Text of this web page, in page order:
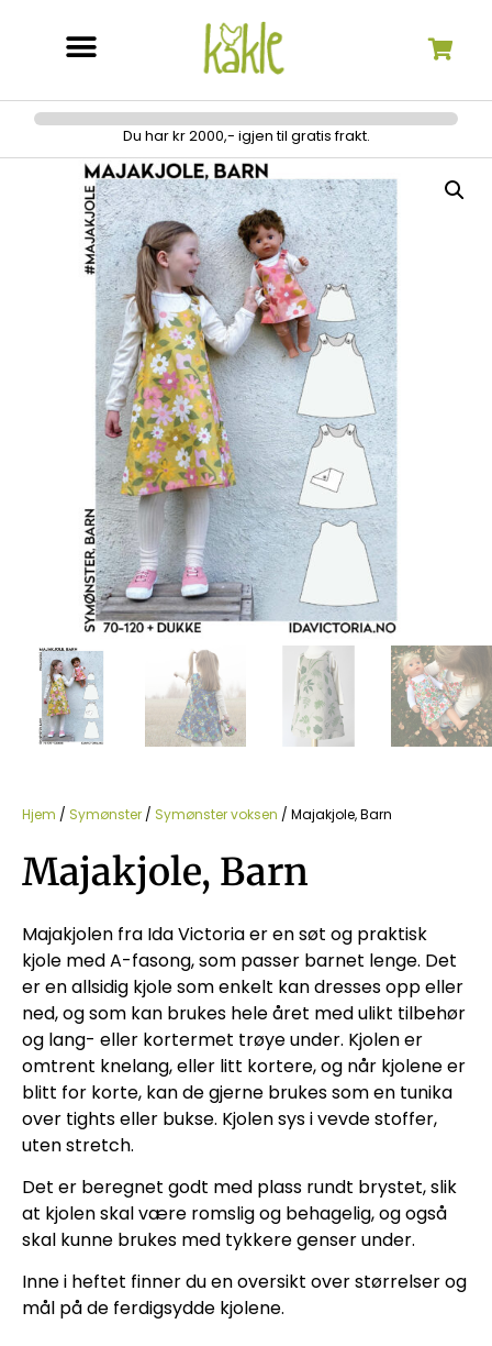
Du har kr 2000,- igjen til gratis frakt.
Hjem / Symønster / Symønster voksen / Majakjole, Barn
Majakjole, Barn
Majakjolen fra Ida Victoria er en søt og praktisk
kjole med A-fasong, som passer barnet lenge. Det
er en allsidig kjole som enkelt kan dresses opp eller
ned, og som kan brukes hele året med ulikt tilbehør
og lang- eller kortermet trøye under. Kjolen er
omtrent knelang, eller litt kortere, og når kjolene er
blitt for korte, kan de gjerne brukes som en tunika
over tights eller bukse. Kjolen sys i vevde stoffer,
uten stretch.
Det er beregnet godt med plass rundt brystet, slik
at kjolen skal være romslig og behagelig, og også
skal kunne brukes med tykkere genser under.
Inne i heftet finner du en oversikt over størrelser og
mål på de ferdigsydde kjolene.